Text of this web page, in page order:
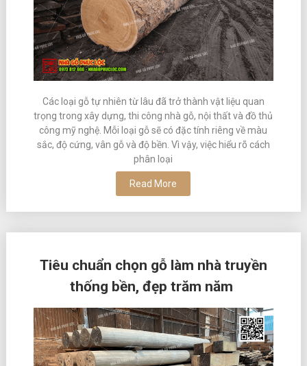
Các loại gỗ tự nhiên từ lâu đã trở thành vật liệu quan
trọng trong xây dựng, thi công nhà gỗ, nội thất và đồ thủ
công mỹ nghệ. Mỗi loại gỗ sẽ có đặc tính riêng về màu
sắc, độ cứng, vân gỗ và độ bền. Vì vậy, việc hiểu rõ cách
phân loại
Read More
Tiêu chuẩn chọn gỗ làm nhà truyền
thống bền, đẹp trăm năm